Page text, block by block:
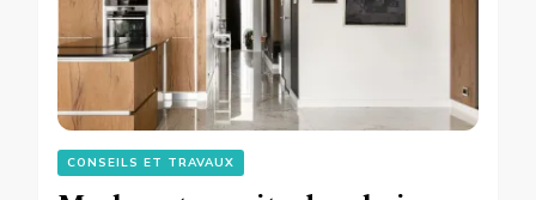
CONSEILS ET TRAVAUX